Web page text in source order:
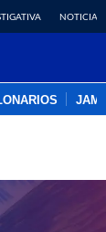
NOTICIAS